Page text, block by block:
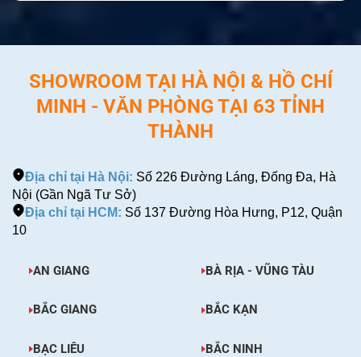
SHOWROOM TẠI HÀ NỘI & HỒ CHÍ
MINH - VĂN PHÒNG TẠI 63 TỈNH
THÀNH
Địa chỉ tại Hà Nội: Số 226 Đường Láng, Đống Đa, Hà
Nội (Gần Ngã Tư Sở)
Địa chỉ tại HCM: Số 137 Đường Hòa Hưng, P12, Quận
10
AN GIANG BÀ RỊA - VŨNG TÀU
BẮC GIANG BẮC KẠN
BẠC LIÊU BẮC NINH